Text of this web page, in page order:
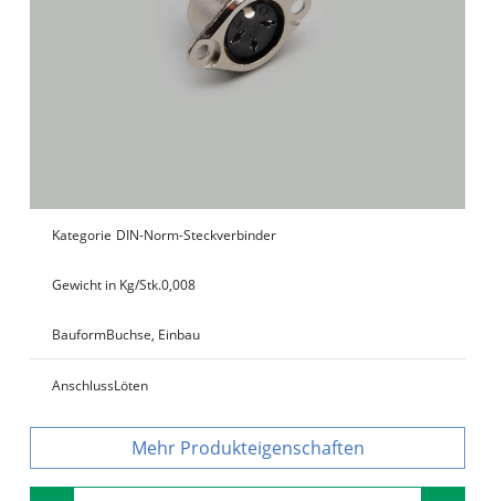
Kategorie DIN-Norm-Steckverbinder
Gewicht in Kg/Stk.0,008
BauformBuchse, Einbau
AnschlussLöten
Produkteigenschaften